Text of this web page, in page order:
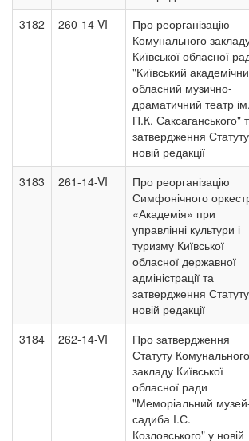
3182 260-14-VI
Про реорганізацію
Комунального
Київської обласної
"Київський
обласний музично-
драматичний театр ім.
П.К. Саксаганського"
затвердження
новій редакції
3183 261-14-VI
Про реорганізацію
Симфонічного
«Академія» при
управлінні культури і
туризму Київської
обласної державної
адміністрації та
затвердження
новій редакції
3184 262-14-VI
Про затвердження
Статуту Комунального
закладу Київської
обласної ради
"Меморіальний
садиба І.С.
Козловського" у новій